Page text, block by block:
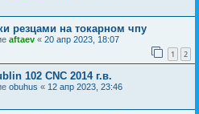
резцами на токарном чпу
aftaev « 20 апр 2023, 18:07
1 2
102 CNC 2014 г.в.
obuhus « 12 апр 2023, 23:46